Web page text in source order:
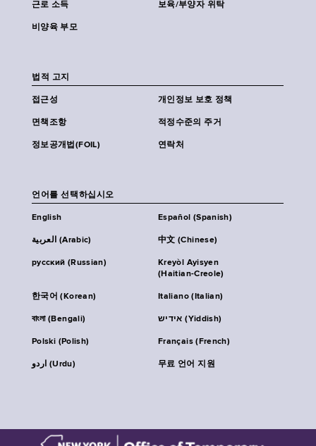
근로 소득 보육/부양자 위탁
비양육 부모
법적 고지
접근성 개인정보 보호 정책
면책조항 적정수준의 주거
정보공개법(FOIL) 연락처
언어를 선택하십시오
English Español (Spanish)
العربية (Arabic) 中文 (Chinese)
русский (Russian)
Kreyòl Ayisyen
(Haitian-Creole)
한국어 (Korean) Italiano (Italian)
বাংলা (Bengali) אידיש (Yiddish)
Polski (Polish) Français (French)
اردو (Urdu) 무료 언어 지원